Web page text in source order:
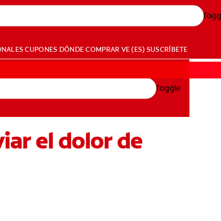
CUPONES DÓNDE COMPRAR VE (ES) SUSCRÍBETE
Toggle
el dolor de